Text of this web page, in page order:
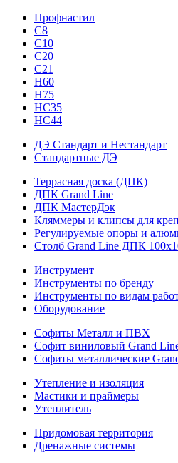
Профнастил
С8
С10
С20
С21
H60
H75
HС35
НС44
ДЭ Стандарт и Нестандарт
Стандартные ДЭ
Террасная доска (ДПК)
ДПК Grand Line
ДПК МастерДэк
Кляммеры и клипсы для
Регулируемые опоры и
Столб Grand Line ДПК
Инструмент
Инструменты по бренду
Инструменты по видам
Оборудование
Софиты Металл и ПВХ
Софит виниловый Grand
Софиты металлические
Утепление и изоляция
Мастики и праймеры
Утеплитель
Придомовая территория
Дренажные системы